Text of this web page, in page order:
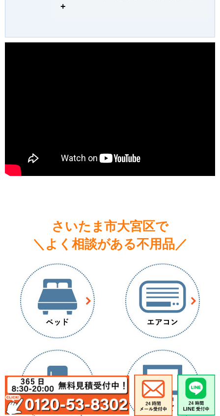
+
さいたま市大宮区で
＼よく相談がある不用品／